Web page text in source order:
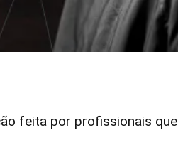
feita por profissionais que